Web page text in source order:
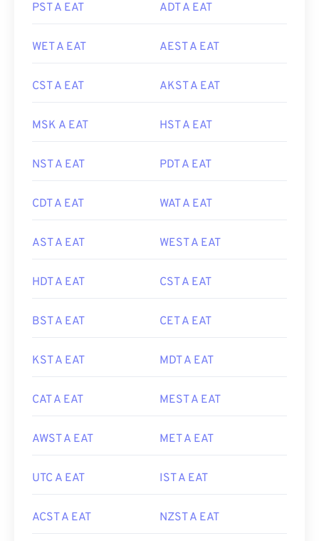
PST A EAT ADT A EAT
WET A EAT AEST A EAT
CST A EAT AKST A EAT
MSK A EAT HST A EAT
NST A EAT PDT A EAT
CDT A EAT WAT A EAT
AST A EAT WEST A EAT
HDT A EAT CST A EAT
BST A EAT CET A EAT
KST A EAT MDT A EAT
CAT A EAT MEST A EAT
AWST A EAT MET A EAT
UTC A EAT IST A EAT
ACST A EAT NZST A EAT